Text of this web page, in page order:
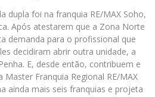
dupla foi na franquia RE/MAX Soho,
Após atestarem que a Zona Norte
demanda para o profissional que
decidiram abrir outra unidade, a
E, desde então, contribuem e
Franquia Regional RE/MAX
ainda mais seis franquias e projeta